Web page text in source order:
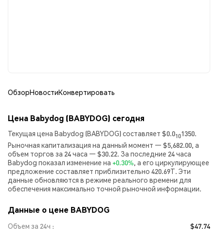
ОбзорНовостиКонвертировать
Цена Babydog (BABYDOG) сегодня
Текущая цена Babydog (BABYDOG) составляет $0.0101350.
Рыночная капитализация на данный момент — $5,682.00, а
объем торгов за 24 часа — $30.22. За последние 24 часа
Babydog показал изменение на +0.30%, а его циркулирующее
предложение составляет приблизительно 420.69T. Эти
данные обновляются в режиме реального времени для
обеспечения максимально точной рыночной информации.
Данные о цене BABYDOG
Объем за 24ч
$47.74